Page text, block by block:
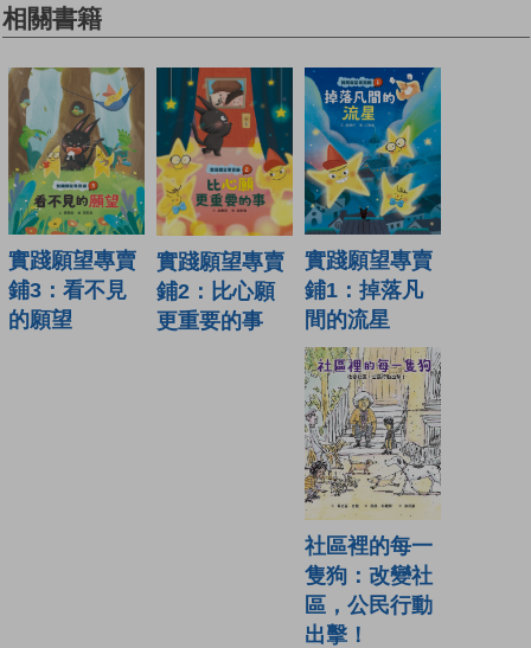
相關書籍
實踐願望專賣
鋪3：看不見
的願望
實踐願望專賣
鋪2：比心願
更重要的事
實踐願望專賣
鋪1：掉落凡
間的流星
社區裡的每一
隻狗：改變社
區，公民行動
出擊！